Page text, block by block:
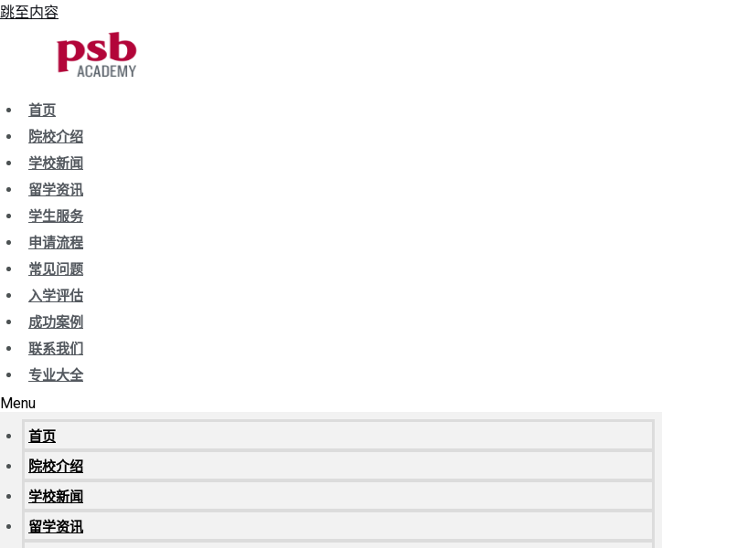
跳至内容
首页
院校介绍
学校新闻
留学资讯
学生服务
申请流程
常见问题
入学评估
成功案例
联系我们
专业大全
Menu
首页
院校介绍
学校新闻
留学资讯